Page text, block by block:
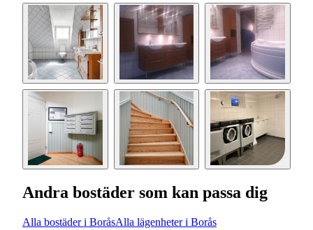
Andra bostäder som kan passa dig
Alla bostäder i BoråsAlla lägenheter i Borås